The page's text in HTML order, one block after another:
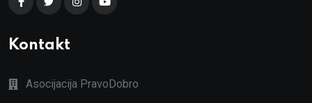
Kontakt
Asocijacija PravoDobro